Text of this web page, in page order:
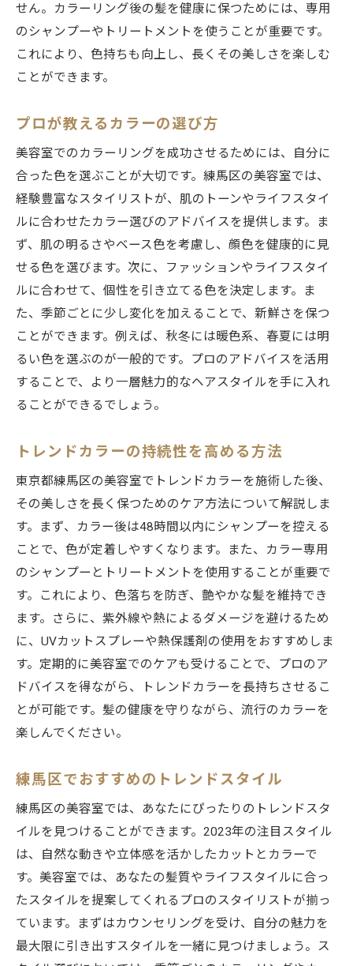
せん。カラーリング後の髪を健康に保つためには、専用
のシャンプーやトリートメントを使うことが重要です。
これにより、色持ちも向上し、長くその美しさを楽しむ
ことができます。
プロが教えるカラーの選び方
美容室でのカラーリングを成功させるためには、自分に
合った色を選ぶことが大切です。練馬区の美容室では、
経験豊富なスタイリストが、肌のトーンやライフスタイ
ルに合わせたカラー選びのアドバイスを提供します。ま
ず、肌の明るさやベース色を考慮し、顔色を健康的に見
せる色を選びます。次に、ファッションやライフスタイ
ルに合わせて、個性を引き立てる色を決定します。ま
た、季節ごとに少し変化を加えることで、新鮮さを保つ
ことができます。例えば、秋冬には暖色系、春夏には明
るい色を選ぶのが一般的です。プロのアドバイスを活用
することで、より一層魅力的なヘアスタイルを手に入れ
ることができるでしょう。
トレンドカラーの持続性を高める方法
東京都練馬区の美容室でトレンドカラーを施術した後、
その美しさを長く保つためのケア方法について解説しま
す。まず、カラー後は48時間以内にシャンプーを控える
ことで、色が定着しやすくなります。また、カラー専用
のシャンプーとトリートメントを使用することが重要で
す。これにより、色落ちを防ぎ、艶やかな髪を維持でき
ます。さらに、紫外線や熱によるダメージを避けるため
に、UVカットスプレーや熱保護剤の使用をおすすめしま
す。定期的に美容室でのケアも受けることで、プロのア
ドバイスを得ながら、トレンドカラーを長持ちさせるこ
とが可能です。髪の健康を守りながら、流行のカラーを
楽しんでください。
練馬区でおすすめのトレンドスタイル
練馬区の美容室では、あなたにぴったりのトレンドスタ
イルを見つけることができます。2023年の注目スタイル
は、自然な動きや立体感を活かしたカットとカラーで
す。美容室では、あなたの髪質やライフスタイルに合っ
たスタイルを提案してくれるプロのスタイリストが揃っ
ています。まずはカウンセリングを受け、自分の魅力を
最大限に引き出すスタイルを一緒に見つけましょう。ス